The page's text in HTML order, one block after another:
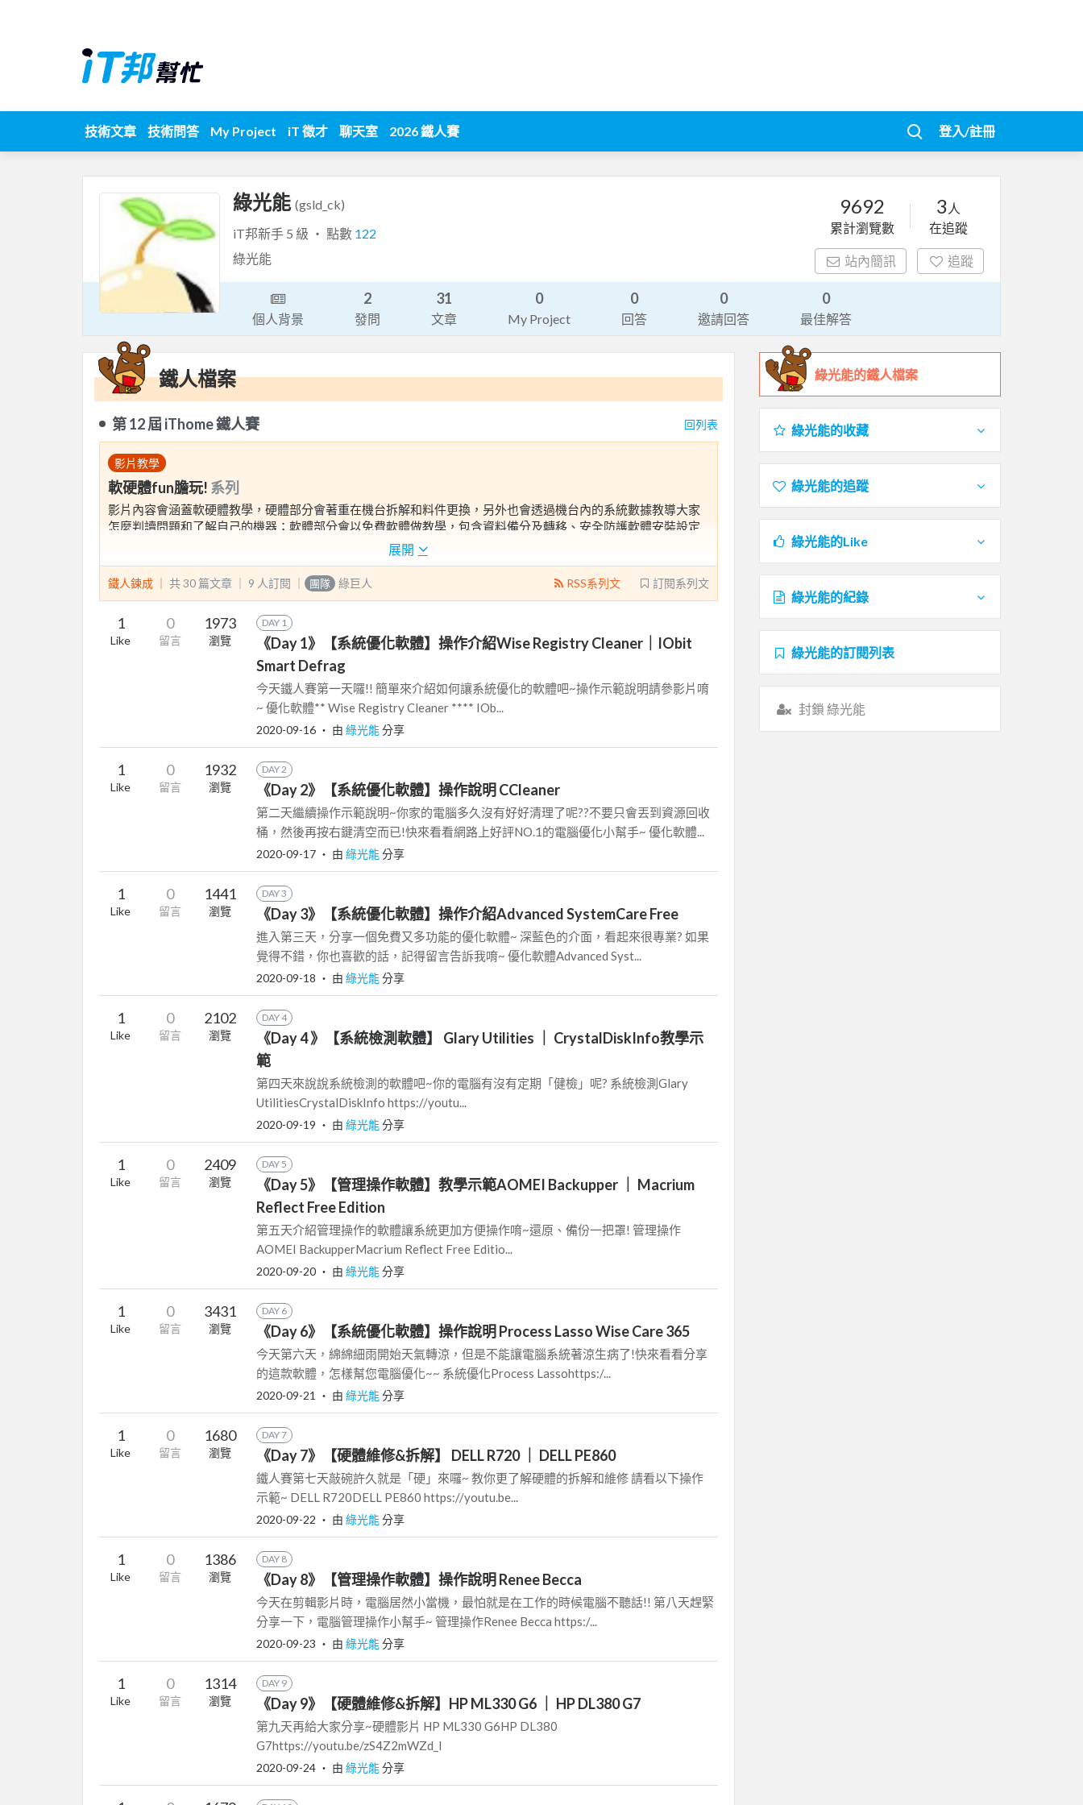
技術文章 技術問答 My Project iT 徵才 聊天室 2026 鐵人賽 登入/註冊
綠光能 (gsld_ck)
iT邦新手 5 級 ‧ 點數 122
綠光能
9692
累計瀏覽數
3 人
在追蹤
站內簡訊 追蹤
個人背景
2
發問
31
文章
0
My Project
0
回答
0
邀請回答
0
最佳解答
鐵人檔案
第 12 屆 iThome 鐵人賽 回列表
影片教學
軟硬體fun膽玩! 系列
影片內容會涵蓋軟硬體教學，硬體部分會著重在機台拆解和料件更換，另外也會透過機台內的系統數據教導大家
怎麼判讀問題和了解自己的機器；軟體部分會以免費軟體做教學，包含資料備分及轉移、安全防護軟體安裝設定
等影片，讓大家能讓學習融入到自己的生活中，透過短短幾分鐘的影片，優化大家的生活體驗，也能對自己的設
備更加熟悉! 透過這些影片，讓更多對軟硬體束手無策的大小朋友，都能輕鬆看影片fun膽玩軟硬體!!!!
展開
鐵人鍊成 ｜ 共 30 篇文章 ｜ 9 人訂閱 訂閱系列文
RSS系列文
團隊 綠巨人
1
Like
0
留言
1973
瀏覽
DAY 1
《Day 1》【系統優化軟體】操作介紹Wise Registry Cleaner｜IObit
Smart Defrag
今天鐵人賽第一天囉!! 簡單來介紹如何讓系統優化的軟體吧~操作示範說明請參影片唷
~ 優化軟體** Wise Registry Cleaner **** IOb...
2020-09-16 ‧ 由 綠光能分享
1
Like
0
留言
1932
瀏覽
DAY 2
《Day 2》【系統優化軟體】操作說明 CCleaner
第二天繼續操作示範說明~你家的電腦多久沒有好好清理了呢??不要只會丟到資源回收
桶，然後再按右鍵清空而已!快來看看網路上好評NO.1的電腦優化小幫手~ 優化軟體...
2020-09-17 ‧ 由 綠光能分享
1
Like
0
留言
1441
瀏覽
DAY 3
《Day 3》【系統優化軟體】操作介紹Advanced SystemCare Free
進入第三天，分享一個免費又多功能的優化軟體~ 深藍色的介面，看起來很專業? 如果
覺得不錯，你也喜歡的話，記得留言告訴我唷~ 優化軟體Advanced Syst...
2020-09-18 ‧ 由 綠光能分享
1
Like
0
留言
2102
瀏覽
DAY 4
《Day 4 》【系統檢測軟體】 Glary Utilities ｜ CrystalDiskInfo教學示
範
第四天來說說系統檢測的軟體吧~你的電腦有沒有定期「健檢」呢? 系統檢測Glary
UtilitiesCrystalDiskInfo https://youtu...
2020-09-19 ‧ 由 綠光能分享
1
Like
0
留言
2409
瀏覽
DAY 5
《Day 5》【管理操作軟體】教學示範AOMEI Backupper ｜ Macrium
Reflect Free Edition
第五天介紹管理操作的軟體讓系統更加方便操作唷~還原、備份一把罩! 管理操作
AOMEI BackupperMacrium Reflect Free Editio...
2020-09-20 ‧ 由 綠光能分享
1
Like
0
留言
3431
瀏覽
DAY 6
《Day 6》【系統優化軟體】操作說明 Process Lasso Wise Care 365
今天第六天，綿綿細雨開始天氣轉涼，但是不能讓電腦系統著涼生病了!快來看看分享
的這款軟體，怎樣幫您電腦優化~~ 系統優化Process Lassohttps:/...
2020-09-21 ‧ 由 綠光能分享
1
Like
0
留言
1680
瀏覽
DAY 7
《Day 7》【硬體維修&拆解】 DELL R720 ｜ DELL PE860
鐵人賽第七天敲碗許久就是「硬」來囉~ 教你更了解硬體的拆解和維修 請看以下操作
示範~ DELL R720DELL PE860 https://youtu.be...
2020-09-22 ‧ 由 綠光能分享
1
Like
0
留言
1386
瀏覽
DAY 8
《Day 8》【管理操作軟體】操作說明 Renee Becca
今天在剪輯影片時，電腦居然小當機，最怕就是在工作的時候電腦不聽話!! 第八天趕緊
分享一下，電腦管理操作小幫手~ 管理操作Renee Becca https:/...
2020-09-23 ‧ 由 綠光能分享
1
Like
0
留言
1314
瀏覽
DAY 9
《Day 9》【硬體維修&拆解】HP ML330 G6 ｜ HP DL380 G7
第九天再給大家分享~硬體影片 HP ML330 G6HP DL380
G7https://youtu.be/zS4Z2mWZd_I
2020-09-24 ‧ 由 綠光能分享
綠光能的鐵人檔案
綠光能的收藏
綠光能的追蹤
綠光能的Like
綠光能的紀錄
綠光能的訂閱列表
封鎖 綠光能